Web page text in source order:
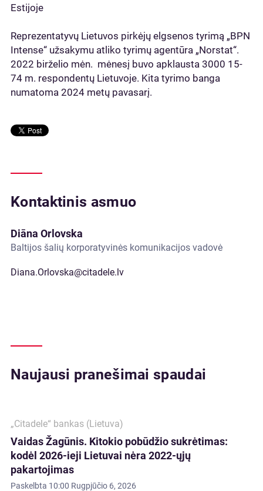
Estijoje
Reprezentatyvų Lietuvos pirkėjų elgsenos tyrimą „BPN
Intense“ užsakymu atliko tyrimų agentūra „Norstat“.
2022 birželio mėn. mėnesį buvo apklausta 3000 15-
74 m. respondentų Lietuvoje. Kita tyrimo banga
numatoma 2024 metų pavasarį.
Kontaktinis asmuo
Diāna Orlovska
Baltijos šalių korporatyvinės komunikacijos vadovė
Diana.Orlovska@citadele.lv
Naujausi pranešimai spaudai
„Citadele“ bankas (Lietuva)
Vaidas Žagūnis. Kitokio pobūdžio sukrėtimas:
kodėl 2026-ieji Lietuvai nėra 2022-ųjų
pakartojimas
Paskelbta 10:00 Rugpjūčio 6, 2026